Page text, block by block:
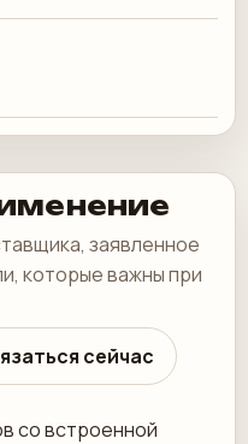
заявленное
которые важны при
сейчас
со встроенной